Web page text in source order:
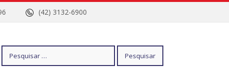
96 (42) 3132-6900
Pesquisar